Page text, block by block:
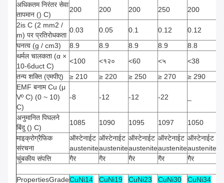
अधिकतम निरंतर सेवा
तापमान () C)
200 200 200 250 200
2is C (2 mm2 /
m) पर प्रतिरोधकता
0.03 0.05 0.1 0.12 0.12
घनत्व (g / cm3)
8.9 8.9 8.9 8.9 8.8
थर्मल चालकता (α ×
10-6duct C)
<100 <१२० <60 <५ <38
तन्य शक्ति (एमपीए)
≥ 210 ≥ 220 ≥ 250 ≥ 270 ≥ 290
EMF बनाम Cu (μ
Vº C) (0 ~ 10)
C)
-8 -12 -12 -22
अनुमानित पिघलने
बिंदु () C)
1085 1090 1095 1097 1050
माइक्रोग्रैफिक
संरचना
ऑस्टेनाईट
austenite
ऑस्टेनाईट
austenite
ऑस्टेनाईट
austenite
ऑस्टेनाईट
austenite
ऑस्टेनाईट
austenite
चुंबकीय संपत्ति
गैर गैर गैर गैर गैर
PropertiesGradeCuNi14 CuNi19 CuNi23 CuNi30 CuNi34